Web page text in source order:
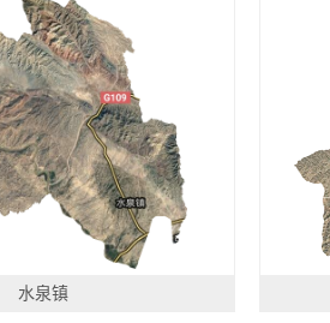
水泉镇